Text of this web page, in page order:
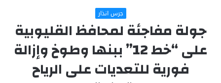
جرس انذار
جولة مفاجئة لمحافظ القليوبية
على “خط 12” ببنها وطوخ وإزالة
فورية للتعديات على الرياح